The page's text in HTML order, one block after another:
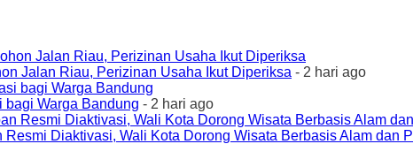
Jalan Riau, Perizinan Usaha Ikut Diperiksa - 2 hari ago
bagi Warga Bandung - 2 hari ago
Diaktivasi, Wali Kota Dorong Wisata Berbasis Alam dan